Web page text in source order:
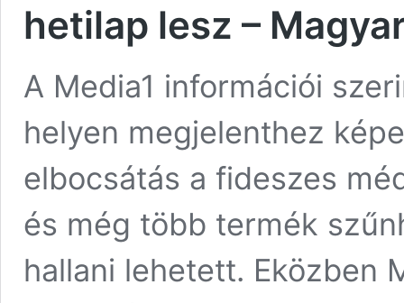
hetilap lesz –
A Media1 információi
helyen megjelenthez
elbocsátás a fideszes
és még több termék
hallani lehetett. Eközben